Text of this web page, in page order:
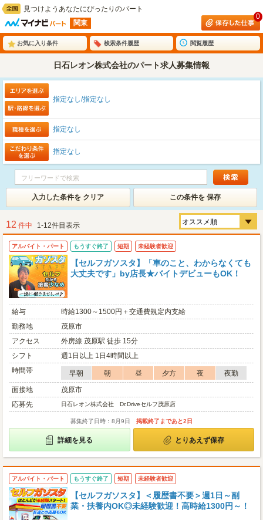
見つけようあなたにぴったりのパート
関東
0
お気に入り条件 検索条件履歴 閲覧履歴
日石レオン株式会社のパート求人募集情報
指定なし/指定なし
指定なし
指定なし
入力した条件を クリア この条件を 保存
12 件中 1-12件目表示
アルバイト・パート もうすぐ終了 短期 未経験者歓迎
【セルフガソスタ】「車のこと、わからなくても
大丈夫です」by店長★バイトデビューもOK！
給与
時給1300～1500円＋交通費規定内支給
勤務地
茂原市
アクセス
外房線 茂原駅 徒歩 15分
シフト
週1日以上 1日4時間以上
時間帯
早朝 朝 昼 夕方 夜
夜勤
面接地
茂原市
応募先
日石レオン株式会社 Dr.Driveセルフ茂原店
募集終了日時：8月9日 掲載終了まであと2日
詳細を見る とりあえず保存
アルバイト・パート もうすぐ終了 短期 未経験者歓迎
【セルフガソスタ】＜履歴書不要＞週1日～副
業・扶養内OK◎未経験歓迎！高時給1300円～！